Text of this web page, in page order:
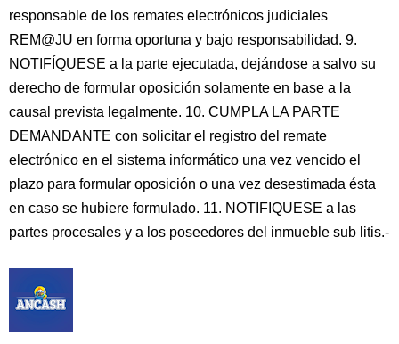
responsable de los remates electrónicos judiciales
REM@JU en forma oportuna y bajo responsabilidad. 9.
NOTIFÍQUESE a la parte ejecutada, dejándose a salvo su
derecho de formular oposición solamente en base a la
causal prevista legalmente. 10. CUMPLA LA PARTE
DEMANDANTE con solicitar el registro del remate
electrónico en el sistema informático una vez vencido el
plazo para formular oposición o una vez desestimada ésta
en caso se hubiere formulado. 11. NOTIFIQUESE a las
partes procesales y a los poseedores del inmueble sub litis.-